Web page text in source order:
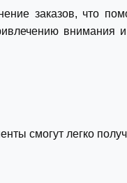
заказов, что
внимания
смогут легко